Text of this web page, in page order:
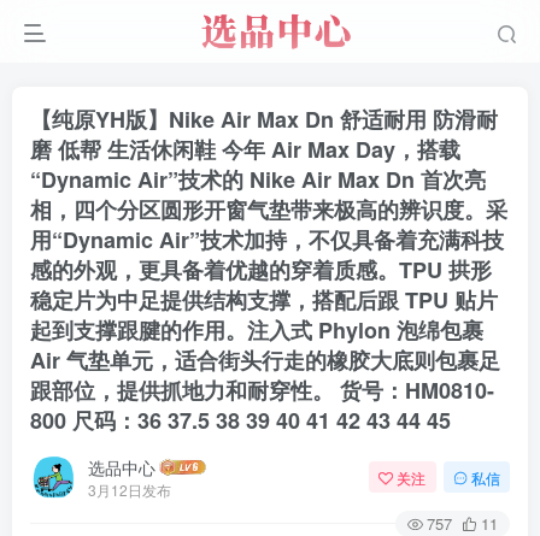
【纯原YH版】Nike Air Max Dn 舒适耐用 防滑耐
磨 低帮 生活休闲鞋 今年 Air Max Day，搭载
“Dynamic Air”技术的 Nike Air Max Dn 首次亮
相，四个分区圆形开窗气垫带来极高的辨识度。采
用“Dynamic Air”技术加持，不仅具备着充满科技
感的外观，更具备着优越的穿着质感。TPU 拱形
稳定片为中足提供结构支撑，搭配后跟 TPU 贴片
起到支撑跟腱的作用。注入式 Phylon 泡绵包裹
Air 气垫单元，适合街头行走的橡胶大底则包裹足
跟部位，提供抓地力和耐穿性。 货号：HM0810-
800 尺码：36 37.5 38 39 40 41 42 43 44 45
选品中心
3月12日发布
关注 私信
757 11